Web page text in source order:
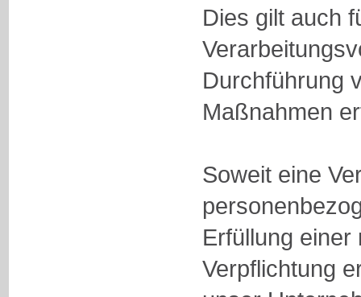
Dies gilt auch
Durchführung
Maßnahmen
Soweit eine
Erfüllung einer
Verpflichtung